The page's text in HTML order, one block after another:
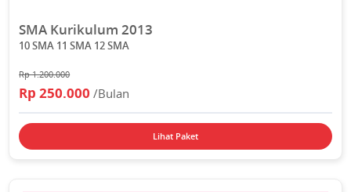
SMA Kurikulum 2013
10 SMA 11 SMA 12 SMA
Rp 1.200.000
Rp 250.000/Bulan
Lihat Paket